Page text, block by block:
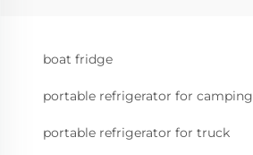
boat fridge
portable refrigerator for camping
portable refrigerator for truck